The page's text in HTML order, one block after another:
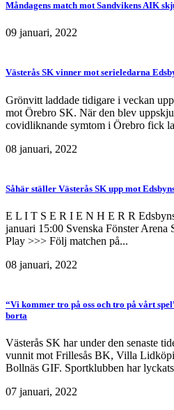
Måndagens match mot Sandvikens AIK
09 januari, 2022
Västerås SK vinner mot serieledarna
Grönvitt laddade tidigare i veckan
mot Örebro SK. När den blev
covidliknande symtom i Örebro fick
08 januari, 2022
Såhär ställer Västerås SK upp mot
E L I T S E R I E N H E R R
januari 15:00 Svenska Fönster Arena
Play >>> Följ matchen på...
08 januari, 2022
“Vi kommer tro på oss och tro på vårt
borta
Västerås SK har under den senaste
vunnit mot Frillesås BK, Villa
Bollnäs GIF. Sportklubben har
07 januari, 2022